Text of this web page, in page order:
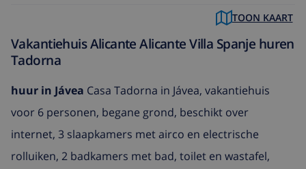
TOON KAART
Vakantiehuis Alicante Alicante Villa Spanje huren
Tadorna
huur in Jávea Casa Tadorna in Jávea, vakantiehuis
voor 6 personen, begane grond, beschikt over
internet, 3 slaapkamers met airco en electrische
rolluiken, 2 badkamers met bad, toilet en wastafel,